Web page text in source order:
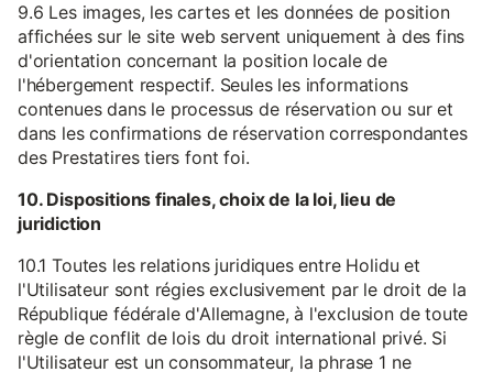
9.6 Les images, les cartes et les données de position
affichées sur le site web servent uniquement à des fins
d'orientation concernant la position locale de
l'hébergement respectif. Seules les informations
contenues dans le processus de réservation ou sur et
dans les confirmations de réservation correspondantes
des Prestatires tiers font foi.
10. Dispositions finales, choix de la loi, lieu de
juridiction
10.1 Toutes les relations juridiques entre Holidu et
l'Utilisateur sont régies exclusivement par le droit de la
République fédérale d'Allemagne, à l'exclusion de toute
règle de conflit de lois du droit international privé. Si
l'Utilisateur est un consommateur, la phrase 1 ne